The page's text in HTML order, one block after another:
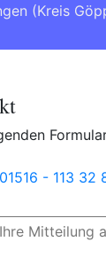
(Kreis
01516 - 113 32